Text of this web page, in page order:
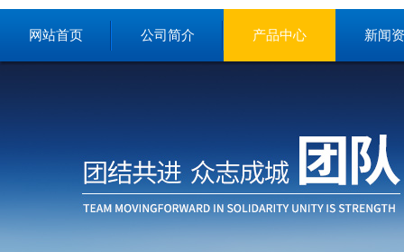
网站首页 公司简介 产品中心 新闻